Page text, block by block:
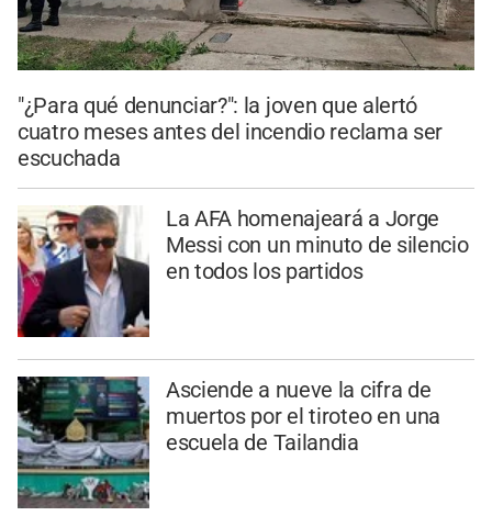
"¿Para qué denunciar?": la joven que alertó
cuatro meses antes del incendio reclama ser
escuchada
La AFA homenajeará a Jorge
Messi con un minuto de silencio
en todos los partidos
Asciende a nueve la cifra de
muertos por el tiroteo en una
escuela de Tailandia